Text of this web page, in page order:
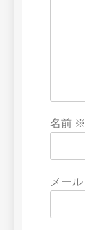
名前 ※
メール